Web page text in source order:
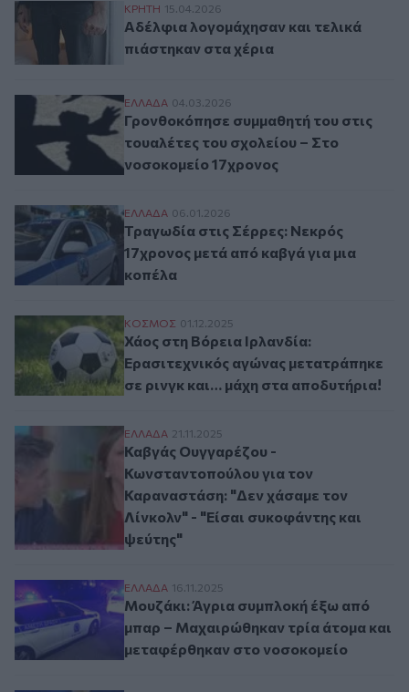
Αδέλφια λογομάχησαν και τελικά
ΚΡΗΤΗ 15.04.2026
Αδέλφια λογομάχησαν και τελικά
πιάστηκαν στα χέρια
Γρονθοκόπησε συμμαθητή του στις
ΕΛΛAΔΑ 04.03.2026
Γρονθοκόπησε συμμαθητή του στις
τουαλέτες του σχολείου – Στο
νοσοκομείο 17χρονος
Τραγωδία στις Σέρρες: Νεκρός 17χρονος
ΕΛΛAΔΑ 06.01.2026
Τραγωδία στις Σέρρες: Νεκρός
17χρονος μετά από καβγά για μια
κοπέλα
Χάος στη Βόρεια Ιρλανδία:
ΚΟΣΜΟΣ 01.12.2025
Χάος στη Βόρεια Ιρλανδία:
Ερασιτεχνικός αγώνας μετατράπηκε
σε ρινγκ και… μάχη στα αποδυτήρια!
Καβγάς Ουγγαρέζου - Κωνσταντοπούλου
ΕΛΛAΔΑ 21.11.2025
Καβγάς Ουγγαρέζου -
Κωνσταντοπούλου για τον
Καραναστάση: "Δεν χάσαμε τον
Λίνκολν" - "Είσαι συκοφάντης και
ψεύτης"
Μουζάκι: Άγρια συμπλοκή έξω από μπαρ
ΕΛΛAΔΑ 16.11.2025
Μουζάκι: Άγρια συμπλοκή έξω από
μπαρ – Μαχαιρώθηκαν τρία άτομα και
μεταφέρθηκαν στο νοσοκομείο